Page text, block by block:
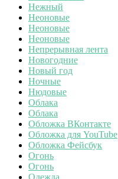
Нежный
Неоновые
Неоновые
Неоновые
Непрерывная лента
Новогодние
Новый год
Ночные
Нюдовые
Облака
Облака
Обложка ВКонтакте
Обложка для YouTube
Обложка Фейсбук
Огонь
Огонь
Одежда